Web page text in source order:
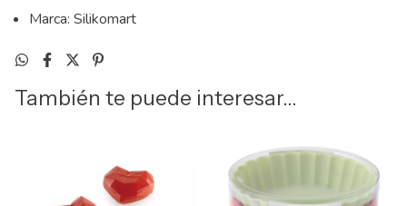
Marca: Silikomart
También te puede interesar...